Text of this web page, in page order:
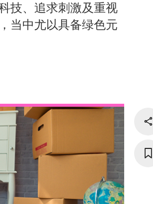
技、追求刺激及重视
当中尤以具备绿色元